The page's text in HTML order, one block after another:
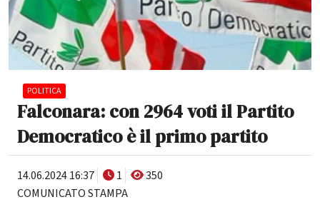
POLITICA
Falconara: con 2964 voti il Partito
Democratico è il primo partito
14.06.2024 16:37 1
350
COMUNICATO STAMPA